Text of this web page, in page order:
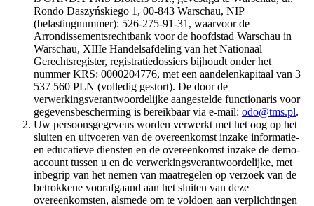
Rondo Daszyńskiego 1, 00-843 Warschau, NIP
(belastingnummer): 526-275-91-31, waarvoor de
Arrondissementsrechtbank voor de hoofdstad Warschau in
Warschau, XIIIe Handelsafdeling van het Nationaal
Gerechtsregister, registratiedossiers bijhoudt onder het
nummer KRS: 0000204776, met een aandelenkapitaal van 3
537 560 PLN (volledig gestort). De door de
verwerkingsverantwoordelijke aangestelde functionaris voor
gegevensbescherming is bereikbaar via e-mail: odo@tms.pl.
Uw persoonsgegevens worden verwerkt met het oog op het
sluiten en uitvoeren van de overeenkomst inzake informatie-
en educatieve diensten en de overeenkomst inzake de demo-
account tussen u en de verwerkingsverantwoordelijke, met
inbegrip van het nemen van maatregelen op verzoek van de
betrokkene voorafgaand aan het sluiten van deze
overeenkomsten, alsmede om te voldoen aan verplichtingen